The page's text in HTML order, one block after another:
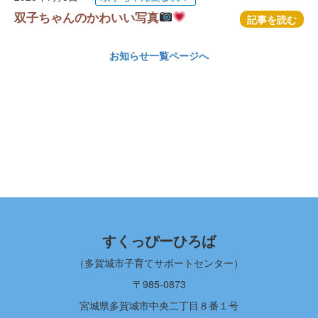
双子ちゃんのかわいい写真 記事を読む
お知らせ一覧ページへ
すくっぴーひろば
（多賀城市子育てサポートセンター）
〒985-0873
宮城県多賀城市中央二丁目８番１号